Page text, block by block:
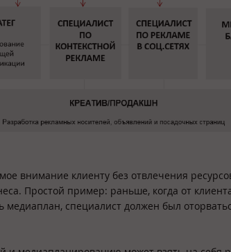
внимание клиенту без отвлечения
Простой пример: раньше, когда от
специалист должен был